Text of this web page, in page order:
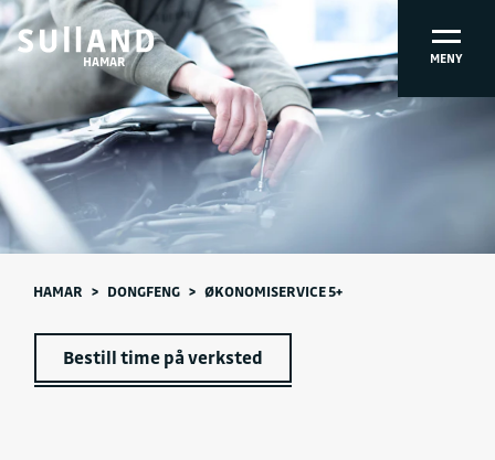
HAMAR MENY
HAMAR > DONGFENG > ØKONOMISERVICE 5+
Bestill time på verksted